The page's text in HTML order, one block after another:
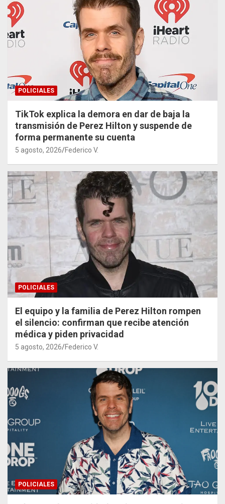
POLICIALES
TikTok explica la demora en dar de baja la
transmisión de Perez Hilton y suspende de
forma permanente su cuenta
5 agosto, 2026 Federico V.
POLICIALES
El equipo y la familia de Perez Hilton rompen
el silencio: confirman que recibe atención
médica y piden privacidad
5 agosto, 2026 Federico V.
POLICIALES